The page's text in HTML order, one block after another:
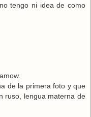
tengo ni idea de como
de la primera foto y que
ruso, lengua materna de